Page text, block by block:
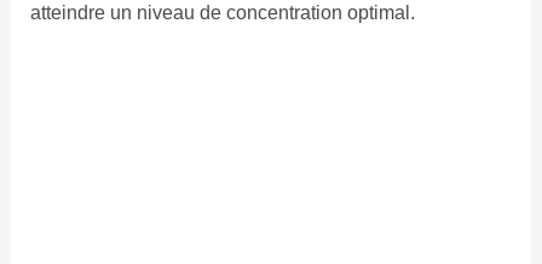
atteindre un niveau de concentration optimal.